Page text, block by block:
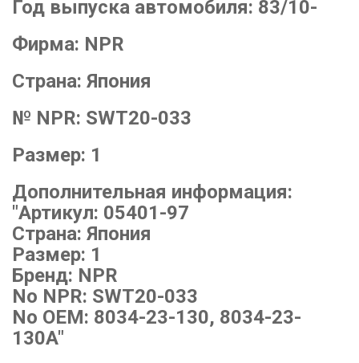
Год выпуска автомобиля: 83/10-
Фирма: NPR
Страна: Япония
№ NPR: SWT20-033
Размер: 1
Дополнительная информация:
"Артикул: 05401-97
Страна: Япония
Размер: 1
Бренд: NPR
No NPR: SWT20-033
No OEM: 8034-23-130, 8034-23-
130A"